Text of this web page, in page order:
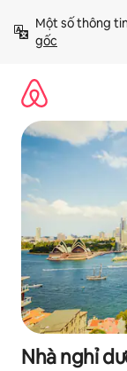
đến
Một số thông
gốc
Nhà nghỉ